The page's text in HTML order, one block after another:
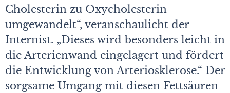
Cholesterin zu Oxycholesterin
umgewandelt“, veranschaulicht der
Internist. „Dieses wird besonders leicht in
die Arterienwand eingelagert und fördert
die Entwicklung von Arteriosklerose.“ Der
sorgsame Umgang mit diesen Fettsäuren